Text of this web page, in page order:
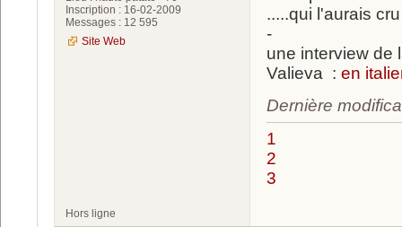
Inscription : 16-02-2009
Messages : 12 595
Site Web
.....qui l'aurais
-
une interview de
Valieva : en
Dernière
1
2
3
Hors ligne